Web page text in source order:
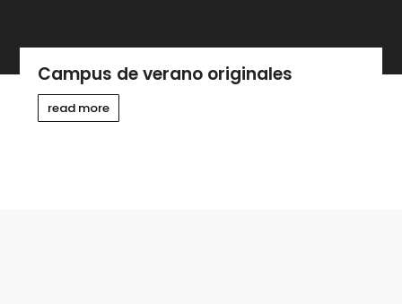
Campus de verano originales
read more